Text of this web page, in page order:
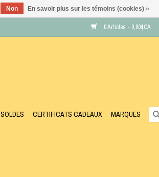
0 Articles - 0,00$CA
SOLDES CERTIFICATS CADEAUX MARQUES
Non En savoir plus sur les témoins (cookies) »